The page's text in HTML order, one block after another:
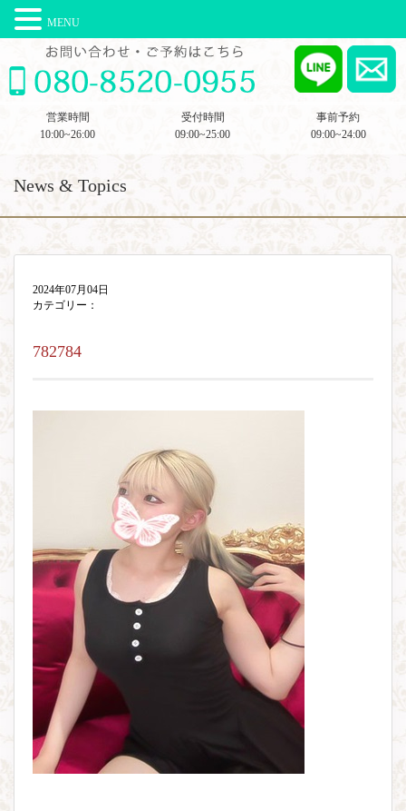
営業時間
10:00~26:00
受付時間
09:00~25:00
事前予約
09:00~24:00
News & Topics
2024年07月04日
カテゴリー：
782784
MENU